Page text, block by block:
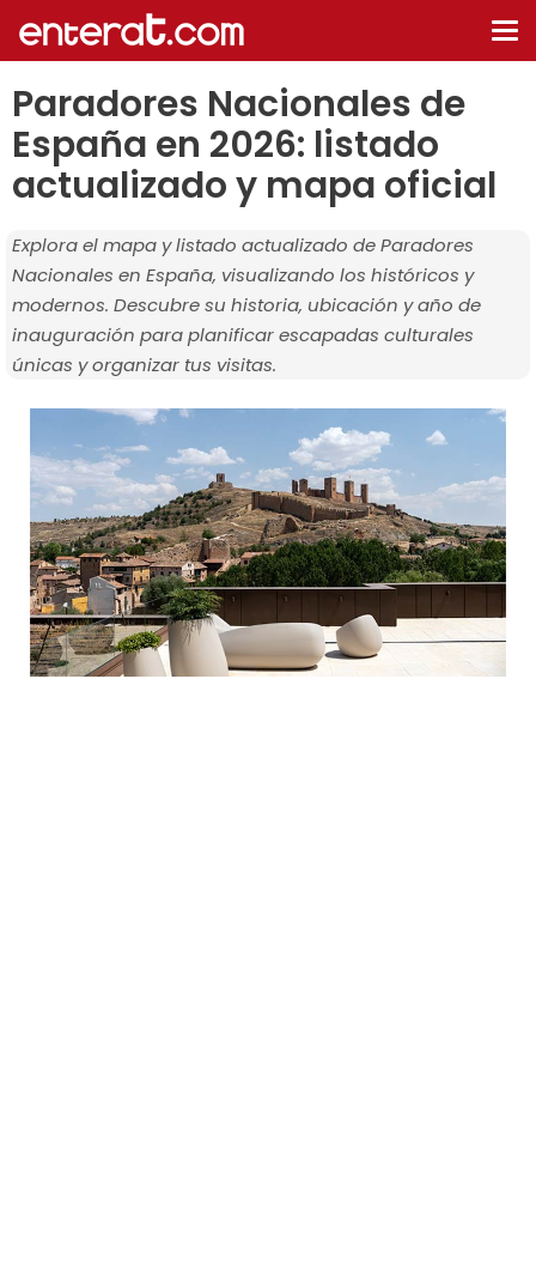
Paradores Nacionales de
España en 2026: listado
actualizado y mapa oficial
Explora el mapa y listado actualizado de Paradores
Nacionales en España, visualizando los históricos y
modernos. Descubre su historia, ubicación y año de
inauguración para planificar escapadas culturales
únicas y organizar tus visitas.